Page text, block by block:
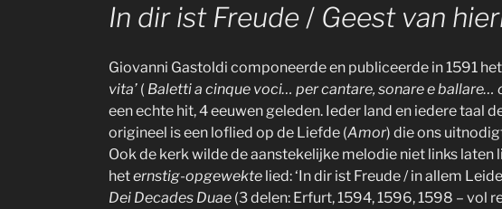
In dir ist Freude / Geest van
Giovanni Gastoldi componeerde en publiceerde in 1591
vita’ ( Baletti a cinque voci… per cantare, sonare e ballare…
een echte hit, 4 eeuwen geleden. Ieder land en iedere taal
origineel is een loflied op de Liefde (Amor) die ons
Ook de kerk wilde de aanstekelijke melodie niet links laten
heternstig-opgewekte lied: ‘In dir ist Freude / in allem
Dei Decades Duae (3 delen: Erfurt, 1594, 1596, 1598 – vol